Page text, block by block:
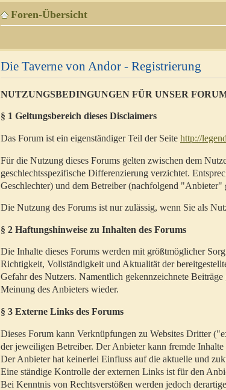
Foren-Übersicht
Die Taverne von Andor - Registrierung
NUTZUNGSBEDINGUNGEN FÜR UNSER
§ 1 Geltungsbereich dieses Disclaimers
Das Forum ist ein eigenständiger Teil der Seite http://
Für die Nutzung dieses Forums gelten zwischen dem
geschlechtsspezifische Differenzierung verzichtet.
Geschlechter) und dem Betreiber (nachfolgend
Die Nutzung des Forums ist nur zulässig, wenn Sie als
§ 2 Haftungshinweise zu Inhalten des Forums
Die Inhalte dieses Forums werden mit größtmöglicher
Richtigkeit, Vollständigkeit und Aktualität der
Gefahr des Nutzers. Namentlich gekennzeichnete
Meinung des Anbieters wieder.
§ 3 Externe Links des Forums
Dieses Forum kann Verknüpfungen zu Websites Dritter
der jeweiligen Betreiber. Der Anbieter kann fremde
Der Anbieter hat keinerlei Einfluss auf die aktuelle und
Eine ständige Kontrolle der externen Links ist für den
Bei Kenntnis von Rechtsverstößen werden jedoch